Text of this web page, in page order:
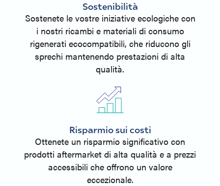
Sostenibilità
Sostenete le vostre iniziative ecologiche con
i nostri ricambi e materiali di consumo
rigenerati ecocompatibili, che riducono gli
sprechi mantenendo prestazioni di alta
qualità.
Risparmio sui costi
Ottenete un risparmio significativo con
prodotti aftermarket di alta qualità e a prezzi
accessibili che offrono un valore
eccezionale.